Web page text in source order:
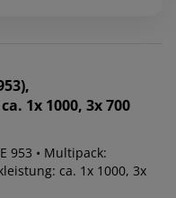
1x 1000, 3x 700
953 • Multipack:
ca. 1x 1000, 3x